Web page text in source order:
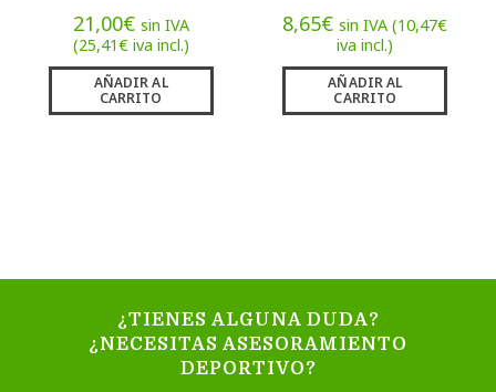
21,00€ sin IVA
(25,41€iva incl.)
AÑADIR AL
CARRITO
8,65€ sin IVA (10,47€
iva incl.)
AÑADIR AL
CARRITO
¿TIENES ALGUNA DUDA?
¿NECESITAS ASESORAMIENTO
DEPORTIVO?